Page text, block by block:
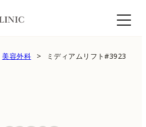
美容外科 ミディアムリフト#3923